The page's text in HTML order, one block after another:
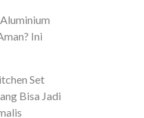
Ini
Set
Bisa Jadi